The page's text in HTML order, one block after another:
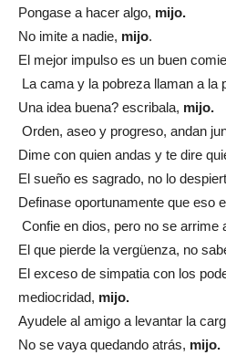
Pongase a hacer algo, mijo.
No imite a nadie, mijo.
El mejor impulso es un buen
La cama y la pobreza llaman a la
Una idea buena? escribala, mijo.
Orden, aseo y progreso, andan
Dime con quien andas y te dire
El sueño es sagrado, no lo
Definase oportunamente que eso
Confie en dios, pero no se arrime
El que pierde la vergüenza, no
El exceso de simpatia con los
mediocridad, mijo.
Ayudele al amigo a levantar la
No se vaya quedando atrás, mijo.